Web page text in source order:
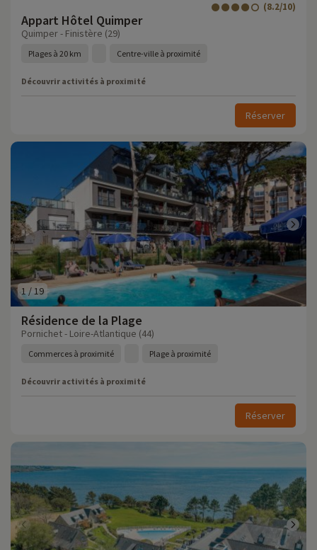
Appart Hôtel Quimper
(8.2/10)
Quimper - Finistère (29)
Plages à 20 km Centre-ville à proximité
Découvrir activités à proximité
Réserver
1 /19
Résidence de la Plage
Pornichet - Loire-Atlantique (44)
Commerces à proximité Plage à proximité
Découvrir activités à proximité
Réserver